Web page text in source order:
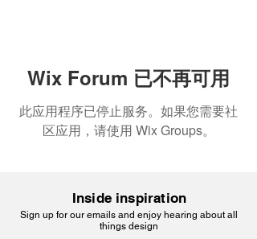
Wix Forum 已不再可用
此应用程序已停止服务。如果您需要社
区应用，请使用 Wix Groups。
Inside inspiration
Sign up for our emails and enjoy hearing about all
things design